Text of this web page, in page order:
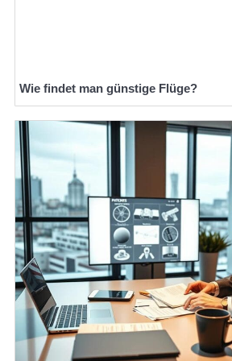
Wie findet man günstige Flüge?